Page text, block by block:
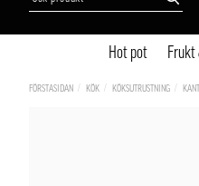
Hot pot Frukt
FÖRSTASIDAN KÖK KÖKSUTRUSTNING